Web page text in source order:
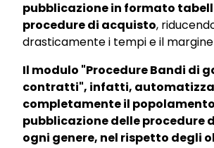
pubblicazione in formato
procedure di acquisto,
drasticamente i tempi e il
Il modulo "Procedure Bandi di
contratti", infatti, automatizza
completamente il
pubblicazione delle procedure
ogni genere, nel rispetto degli